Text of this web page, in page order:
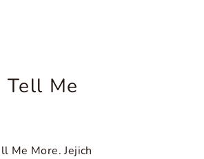
Tell Me
Me More. Jejich